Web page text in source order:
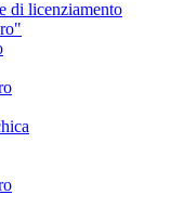
di licenziamento